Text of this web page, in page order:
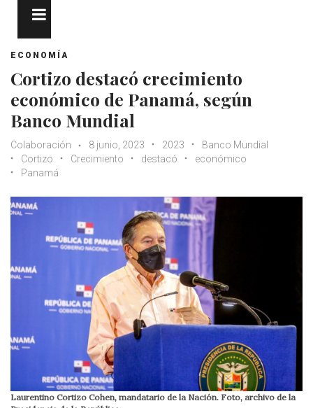
ECONOMÍA
Cortizo destacó crecimiento
económico de Panamá, según
Banco Mundial
Colaboración 8 junio, 2023 2023
Banco Mundial
Cortizo
Crecimiento destacó
económico
Panamá
Laurentino Cortizo Cohen, mandatario de la Nación. Foto, archivo de la